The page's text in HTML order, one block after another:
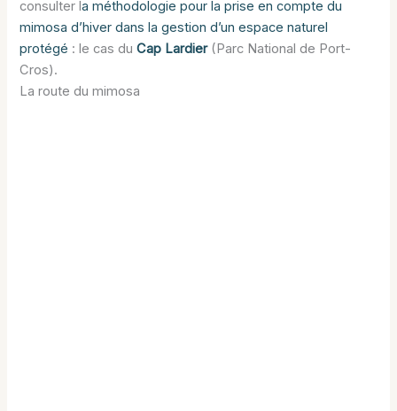
consulter la méthodologie pour la prise en compte du
mimosa d’hiver dans la gestion d’un espace naturel
protégé : le cas duCap Lardier(Parc National de Port-
Cros).
La route du mimosa